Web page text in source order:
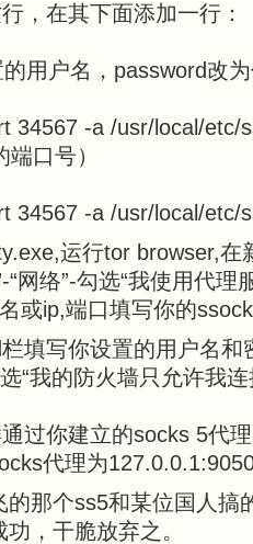
，在其下面添加一行：
用户名，password改
34567 -a /usr/local/etc/
口号）
34567 -a /usr/local/etc/
运行tor browser,在
“网络”-勾选“我使用代
或ip,端口填写你的
填写你设置的用户名和
“我的防火墙只允许我
过你建立的socks 5代
代理为
那个ss5和某位国人搞
，干脆放弃之。